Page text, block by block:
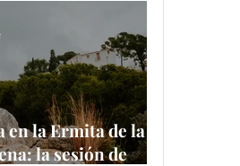
al
en la Ermita de la
la sesión de